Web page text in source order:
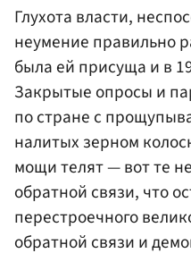
Глухота власти,
неумение правильно
была ей присуща и в
Закрытые опросы и
по стране с
налитых зерном
мощи телят — вот те
обратной связи, что
перестроечного
обратной связи и